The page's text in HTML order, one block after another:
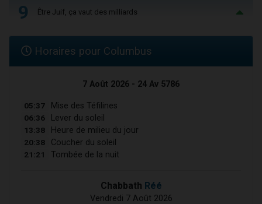
9 Être Juif, ça vaut des milliards
Horaires pour Columbus
7 Août 2026 - 24 Av 5786
05:37 Mise des Téfilines
06:36 Lever du soleil
13:38 Heure de milieu du jour
20:38 Coucher du soleil
21:21 Tombée de la nuit
Chabbath Réé
Vendredi 7 Août 2026